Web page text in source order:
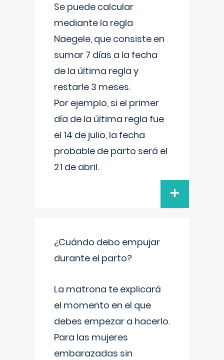
Se puede calcular
mediante la regla
Naegele, que consiste en
sumar 7 días a la fecha
de la última regla y
restarle 3 meses.
Por ejemplo, si el primer
día de la última regla fue
el 14 de julio, la fecha
probable de parto será el
21 de abril.
+
¿Cuándo debo empujar
durante el parto?
La matrona te explicará
el momento en el que
debes empezar a hacerlo.
Para las mujeres
embarazadas sin